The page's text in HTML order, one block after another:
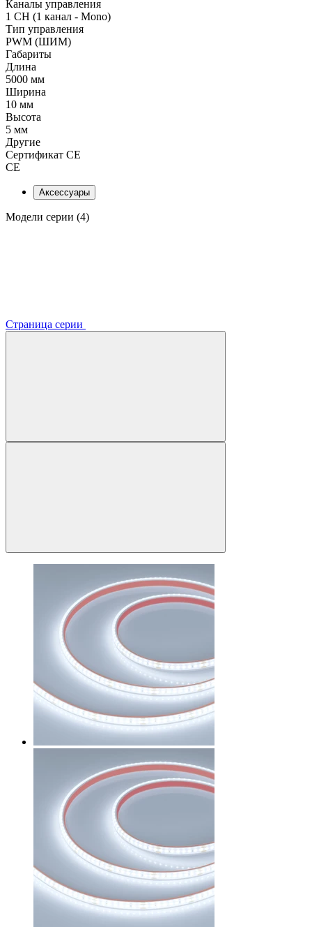
Каналы управления
1 CH (1 канал - Mono)
Тип управления
PWM (ШИМ)
Габариты
Длина
5000 мм
Ширина
10 мм
Высота
5 мм
Другие
Сертификат CE
CE
Аксессуары
Модели серии (4)
Страница серии